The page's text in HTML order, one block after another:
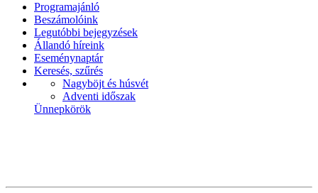
Programajánló
Beszámolóink
Legutóbbi bejegyzések
Állandó híreink
Eseménynaptár
Keresés, szűrés
Nagyböjt és húsvét
Adventi időszak
Ünnepkörök